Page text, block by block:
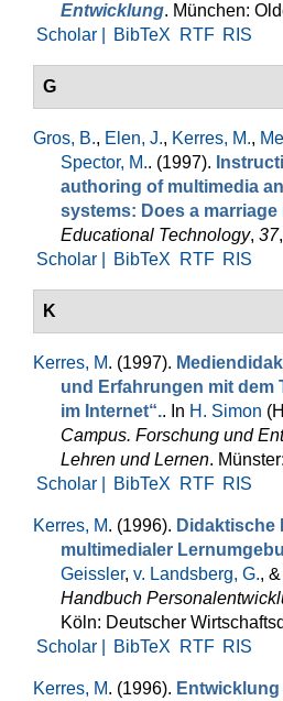
Entwicklung. München:
Scholar |
BibTeX RTF RIS
G
Gros, B., Elen, J., Kerres, M.,
Spector, M.. (1997).
authoring of multimedia
systems: Does a marriage
Educational Technology, 37
Scholar |
BibTeX RTF RIS
K
Kerres, M. (1997).
und Erfahrungen mit dem
im Internet“.. In H. Simon
Campus. Forschung und
Lehren und Lernen.
Scholar |
BibTeX RTF RIS
Kerres, M. (1996). Didaktische
multimedialer
Geissler, v. Landsberg, G., &
Handbuch
Köln: Deutscher
Scholar |
BibTeX RTF RIS
Kerres, M. (1996).